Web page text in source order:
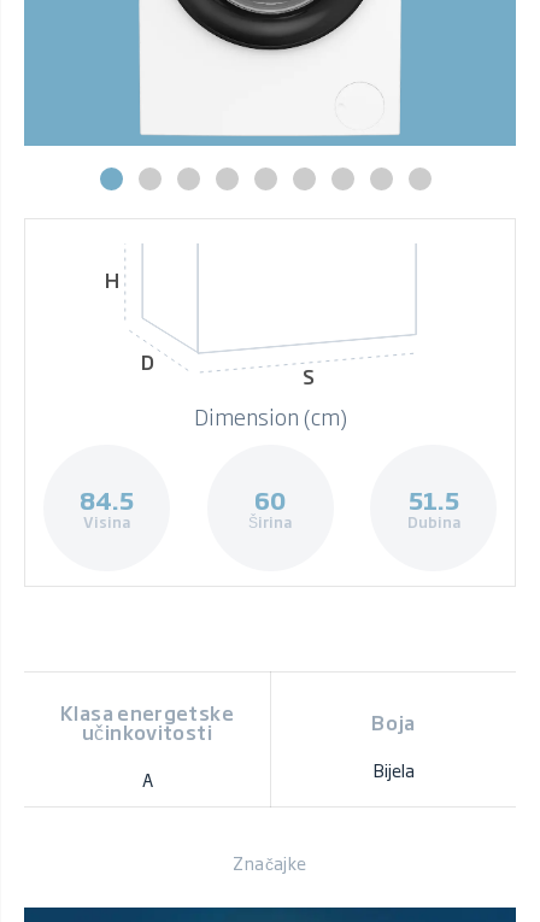
H
D
S
Dimension (cm)
84.5
Visina
60
Širina
51.5
Dubina
Klasa energetske
učinkovitosti
A
Boja
Bijela
Značajke